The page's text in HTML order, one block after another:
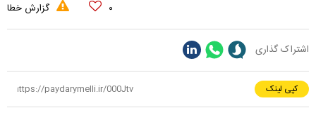
۰ گزارش خطا
اشتراک گذاری
کپی لینک